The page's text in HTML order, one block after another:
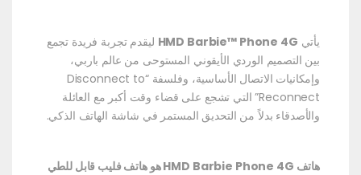
يأتي HMD Barbie™ Phone 4G ليقدم تجربة فريدة تجمع
بين التصميم الوردي الأيقوني المستوحى من عالم باربي،
وإمكانيات الاتصال الأساسية، وفلسفة “Disconnect to
Reconnect” التي تشجع على قضاء وقت أكبر مع العائلة
والأصدقاء بدلاً من التحديق المستمر في شاشة الهاتف الذكي.
هاتف HMD Barbie Phone 4G هو هاتف فليب قابل للطي